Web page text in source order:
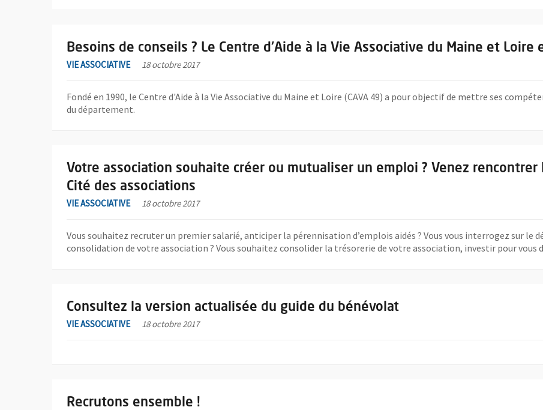
Besoins de conseils ? Le Centre d'Aide à la Vie Associative du Maine et Loire
VIE ASSOCIATIVE 18 octobre 2017
Fondé en 1990, le Centre d'Aide à la Vie Associative du Maine et Loire (CAVA 49) a pour objectif de mettre ses
du département.
Votre association souhaite créer ou mutualiser un emploi ? Venez rencontrer
Cité des associations
VIE ASSOCIATIVE 18 octobre 2017
Vous souhaitez recruter un premier salarié, anticiper la pérennisation d’emplois aidés ? Vous vous interrogez sur le
consolidation de votre association ? Vous souhaitez consolider la trésorerie de votre association, investir pour vous
Consultez la version actualisée du guide du bénévolat
VIE ASSOCIATIVE 18 octobre 2017
Recrutons ensemble !